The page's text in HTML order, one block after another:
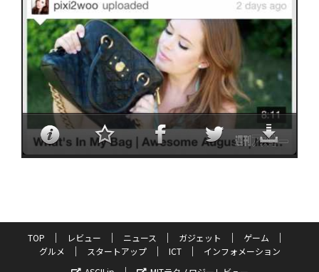
TOP レビュー ニュース ガジェット
ゲーム
グルメ
スタートアップ ICT
インフォメーション